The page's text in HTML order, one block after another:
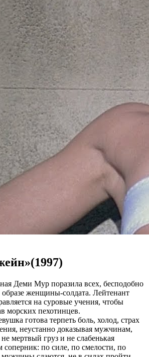
Деми Мур поразила всех, бесподобно
женщины-солдата. Лейтенант
на суровые учения, чтобы
морских пехотинцев.
готова терпеть боль, холод, страх
неустанно доказывая мужчинам,
мертвый груз и не слабенькая
соперник: по силе, по смелости, по